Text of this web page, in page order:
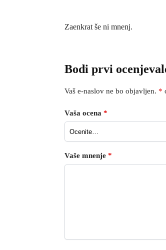
Zaenkrat še ni mnenj.
Bodi prvi
Vaš e-naslov ne bo objavljen. *
Vaša ocena *
Vaše mnenje *